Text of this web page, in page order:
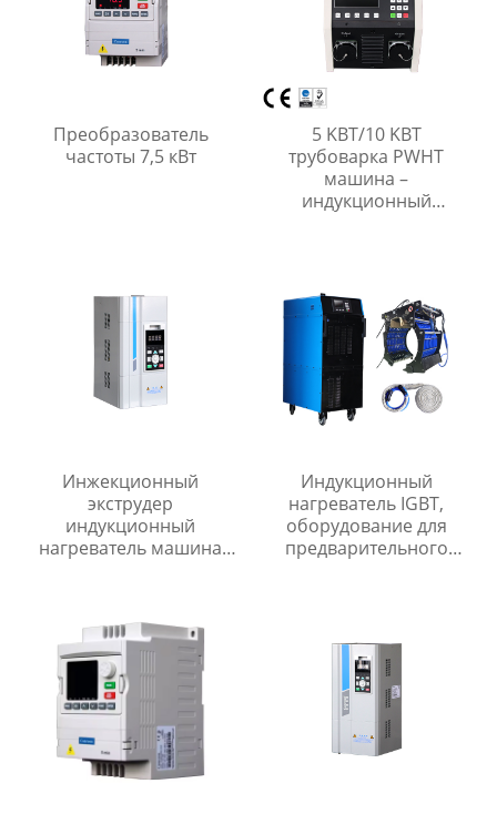
Преобразователь
частоты 7,5 кВт
5 KВT/10 KВT
трубоварка PWHT
машина –
индукционный
Инжекционный
экструдер
индукционный
нагреватель машина
Индукционный
нагреватель IGBT,
оборудование для
предварительного
FBE на трубы с
зажимами для
покрытия монтажных
стыков